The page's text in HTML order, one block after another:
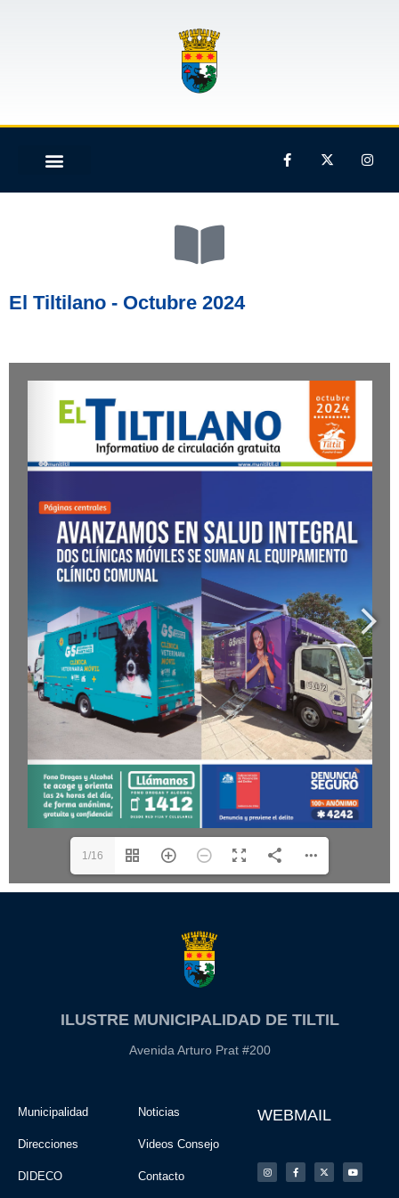
El Tiltilano - Octubre 2024
1/16
ILUSTRE MUNICIPALIDAD DE TILTIL
Avenida Arturo Prat #200
Municipalidad
Direcciones
DIDECO
Noticias
Videos Consejo
Contacto
WEBMAIL